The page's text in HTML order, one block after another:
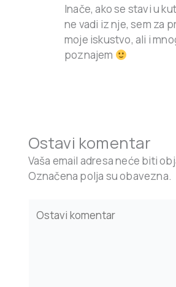
Inače, ako se stavi u
ne vadi iz nje, sem za
moje iskustvo, ali i
poznajem
Ostavi komentar
Vaša email adresa neće biti
Označena polja su obavezna.
here..